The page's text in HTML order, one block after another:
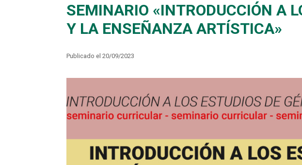
SEMINARIO «INTRODUCCIÓN A
Y LA ENSEÑANZA ARTÍSTICA»
Publicado el 20/09/2023